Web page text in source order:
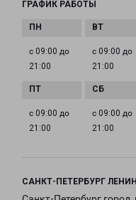
ГРАФИК РАБОТЫ
с 09:00 до
21:00
с 09:00 до
21:00
с 09:00 до
21:00
с 09:00 до
21:00
САНКТ-ПЕТЕРБУРГ